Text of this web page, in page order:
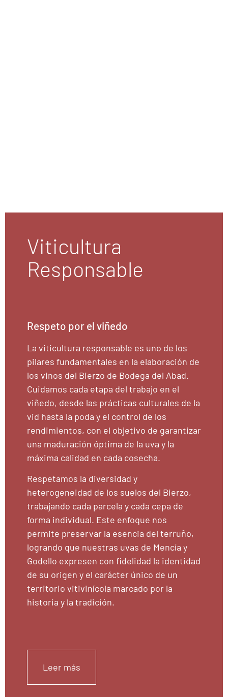
Viticultura
Responsable
Respeto por el viñedo
La viticultura responsable es uno de los
pilares fundamentales en la elaboración de
los vinos del Bierzo de Bodega del Abad.
Cuidamos cada etapa del trabajo en el
viñedo, desde las prácticas culturales de la
vid hasta la poda y el control de los
rendimientos, con el objetivo de garantizar
una maduración óptima de la uva y la
máxima calidad en cada cosecha.
Respetamos la diversidad y
heterogeneidad de los suelos del Bierzo,
trabajando cada parcela y cada cepa de
forma individual. Este enfoque nos
permite preservar la esencia del terruño,
logrando que nuestras uvas de Mencía y
Godello expresen con fidelidad la identidad
de su origen y el carácter único de un
territorio vitivinícola marcado por la
historia y la tradición.
Leer más